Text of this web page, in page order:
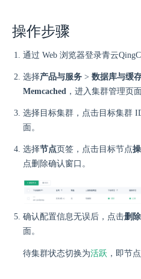
操作步骤
通过 Web 浏览器登录青云
选择产品与服务 > 数据库与缓
Memcached ，进入集群管理页面
选择目标集群，点击目标集群
面。
选择节点页签，点击目标节点
点删除确认窗口。
确认配置信息无误后，点击删除
面。
待集群状态切换为活跃 ，即节